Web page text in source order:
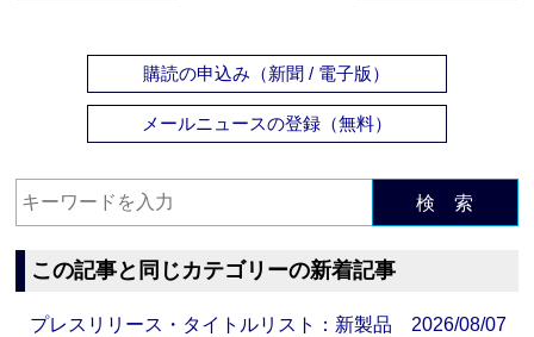
購読の申込み（新聞 / 電子版）
メールニュースの登録（無料）
検 索
この記事と同じカテゴリーの新着記事
プレスリリース・タイトルリスト：新製品 2026/08/07